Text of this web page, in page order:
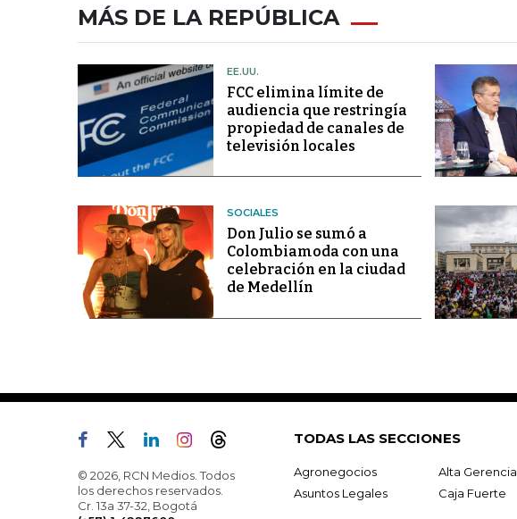
MÁS DE LA REPÚBLICA
EE.UU.
FCC elimina límite de
audiencia que restringía
propiedad de canales de
televisión locales
SOCIALES
Don Julio se sumó a
Colombiamoda con una
celebración en la ciudad
de Medellín
© 2026, RCN Medios. Todos
los derechos reservados.
Cr. 13a 37-32, Bogotá
TODAS LAS SECCIONES
Agronegocios Alta Gerencia
Asuntos Legales
Caja Fuerte